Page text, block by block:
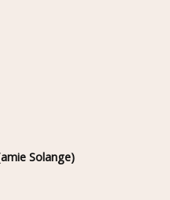
Solange)